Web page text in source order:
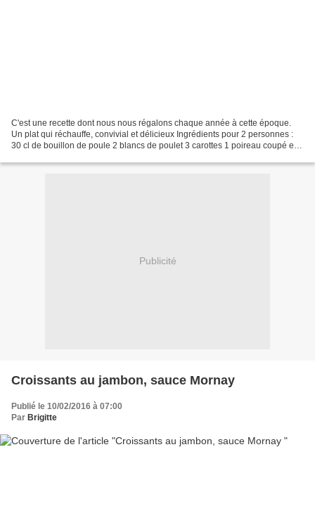
C'est une recette dont nous nous régalons chaque année à cette époque.
Un plat qui réchauffe, convivial et délicieux Ingrédients pour 2 personnes :
30 cl de bouillon de poule 2 blancs de poulet 3 carottes 1 poireau coupé en
Publicité
Croissants au jambon, sauce Mornay
Publié le 10/02/2016 à 07:00
Par Brigitte